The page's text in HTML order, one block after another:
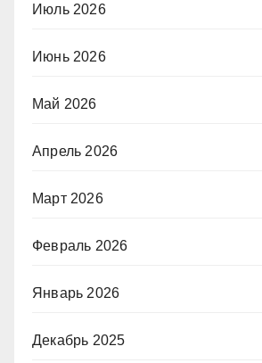
Июль 2026
Июнь 2026
Май 2026
Апрель 2026
Март 2026
Февраль 2026
Январь 2026
Декабрь 2025